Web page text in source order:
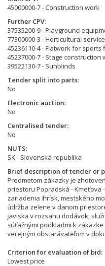
45000000-7 - Construction work
Further CPV
37535200-9 - Playground
77300000-3 - Horticultural
45236110-4 - Flatwork for sports
45237000-7 - Stage construction
39522130-7 - Sunblinds
Tender split into parts
No
Electronic auction
No
Centralised tender
No
NUTS
SK - Slovenská republika
Brief description of tender or
Predmetom zákazky je
priestoru Popradská - Kmeťova
zariadenia ihrísk, mestského
údržba zelene v danom
javiska v rozsahu dodávok,
súťažnými podkladmi k
verejným obstarávateľom v
Criterion for evaluation of bid
Lowest price